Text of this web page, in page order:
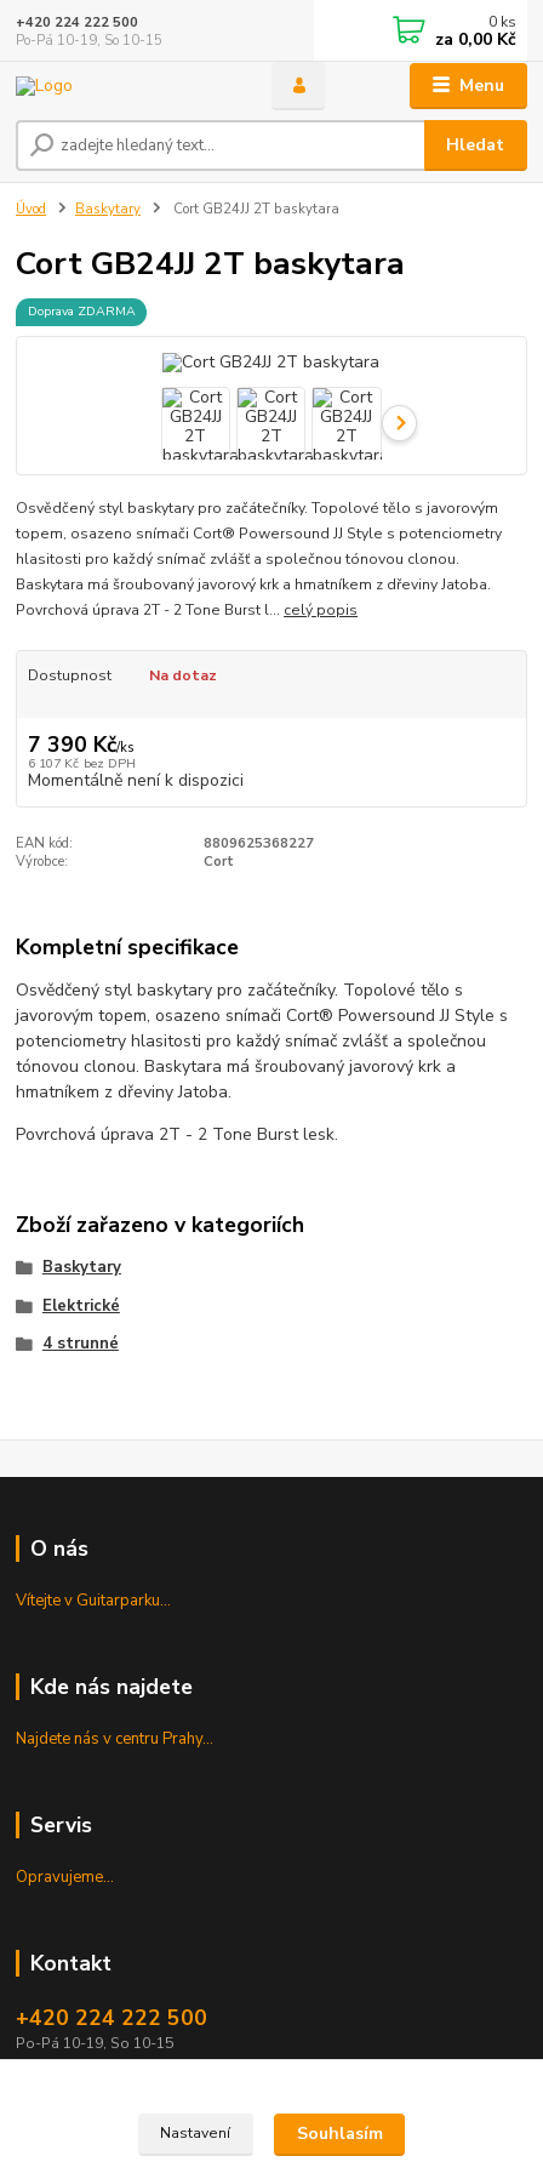
Menu
Hledat
+420 224 222 500
Po-Pá 10-19, So 10-15
0 ks
za 0,00 Kč
Úvod Baskytary Cort GB24JJ 2T baskytara
Cort GB24JJ 2T baskytara
Doprava ZDARMA
Osvědčený styl baskytary pro začátečníky. Topolové tělo s javorovým
topem, osazeno snímači Cort® Powersound JJ Style s potenciometry
hlasitosti pro každý snímač zvlášť a společnou tónovou clonou.
Baskytara má šroubovaný javorový krk a hmatníkem z dřeviny Jatoba.
Povrchová úprava 2T - 2 Tone Burst l... celý popis
Dostupnost Na dotaz
7 390 Kč/ks
6 107 Kč bez DPH
Momentálně není k dispozici
EAN kód:
8809625368227
Výrobce:
Cort
Kompletní specifikace
Osvědčený styl baskytary pro začátečníky. Topolové tělo s
javorovým topem, osazeno snímači Cort® Powersound JJ Style s
potenciometry hlasitosti pro každý snímač zvlášť a společnou
tónovou clonou. Baskytara má šroubovaný javorový krk a
hmatníkem z dřeviny Jatoba.
Povrchová úprava 2T - 2 Tone Burst lesk.
Zboží zařazeno v kategoriích
Baskytary
Elektrické
4 strunné
O nás
Vítejte v Guitarparku...
Kde nás najdete
Najdete nás v centru Prahy...
Servis
Opravujeme...
Kontakt
+420 224 222 500
Po-Pá 10-19, So 10-15
Nastavení Souhlasím